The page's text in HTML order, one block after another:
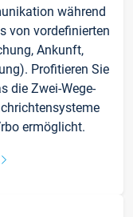
während
von vordefinierten
Ankunft,
Profitieren Sie
die Zwei-Wege-
ermöglicht.